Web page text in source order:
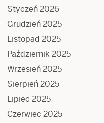
Styczeń 2026
Grudzień 2025
Listopad 2025
Październik 2025
Wrzesień 2025
Sierpień 2025
Lipiec 2025
Czerwiec 2025